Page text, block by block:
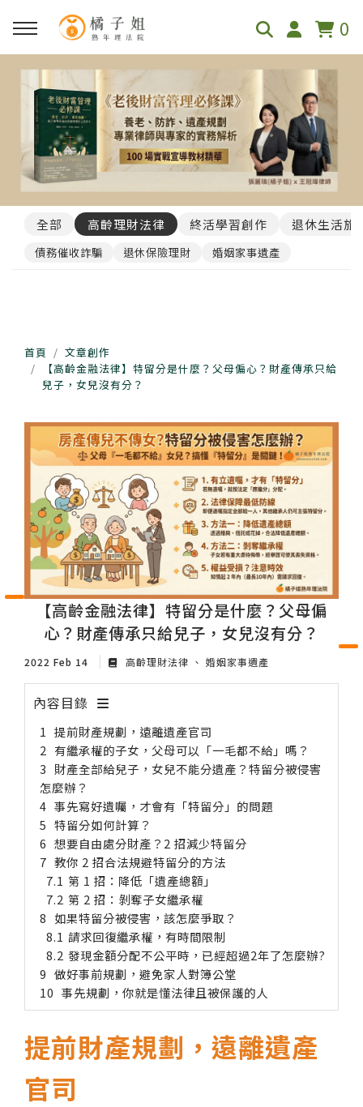
0
全部 高齡理財法律 終活學習創作 退休生活旅
債務催收詐騙 退休保險理財 婚姻家事遺產
首頁
文章創作
【高齡金融法律】特留分是什麼？父母偏心？財產傳承只給
兒子，女兒沒有分？
【高齡金融法律】特留分是什麼？父母偏
心？財產傳承只給兒子，女兒沒有分？
2022 Feb 14 高齡理財法律 婚姻家事遺產
內容目錄
提前財產規劃，遠離遺產官司
有繼承權的子女，父母可以「一毛都不給」嗎？
財產全部給兒子，女兒不能分遺產？特留分被侵害
怎麼辦？
事先寫好遺囑，才會有「特留分」的問題
特留分如何計算？
想要自由處分財產？2 招減少特留分
教你 2 招合法規避特留分的方法
第 1 招：降低「遺產總額」
第 2 招：剝奪子女繼承權
如果特留分被侵害，該怎麼爭取？
請求回復繼承權，有時間限制
發現金額分配不公平時，已經超過2年了怎麼辦?
做好事前規劃，避免家人對簿公堂
事先規劃，你就是懂法律且被保護的人
提前財產規劃，遠離遺產
官司